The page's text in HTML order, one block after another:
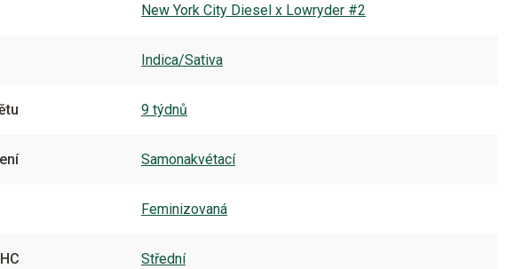
New York City Diesel x Lowryder #2
Indica/Sativa
9 týdnů
Samonakvétací
Feminizovaná
Střední